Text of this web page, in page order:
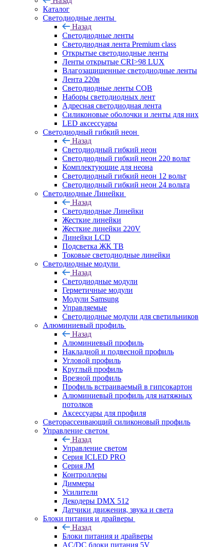
Каталог
Светодиодные ленты
Назад
Светодиодные ленты
Светодиодная лента Premium class
Открытые светодиодные ленты
Ленты открытые CRI>98 LUX
Влагозащищенные светодиодные ленты
Лента 220в
Светодиодные ленты COB
Наборы светодиодных лент
Адресная светодиодная лента
Силиконовые оболочки и ленты для них
LED аксессуары
Светодиодный гибкий неон
Назад
Светодиодный гибкий неон
Светодиодный гибкий неон 220 вольт
Комплектующие для неона
Светодиодный гибкий неон 12 вольт
Светодиодный гибкий неон 24 вольта
Светодиодные Линейки
Назад
Светодиодные Линейки
Жесткие линейки
Жесткие линейки 220V
Линейки LCD
Подсветка ЖК ТВ
Токовые светодиодные линейки
Светодиодные модули
Назад
Светодиодные модули
Герметичные модули
Модули Samsung
Управляемые
Светодиодные модули для светильников
Алюминиевый профиль
Назад
Алюминиевый профиль
Накладной и подвесной профиль
Угловой профиль
Круглый профиль
Врезной профиль
Профиль встраиваемый в гипсокартон
Алюминиевый профиль для натяжных
потолков
Аксессуары для профиля
Светорассеивающий силиконовый профиль
Управление светом
Назад
Управление светом
Серия ICLED PRO
Серия JM
Контроллеры
Диммеры
Усилители
Декодеры DMX 512
Датчики движения, звука и света
Блоки питания и драйверы
Назад
Блоки питания и драйверы
AC/DC блоки питания 5V